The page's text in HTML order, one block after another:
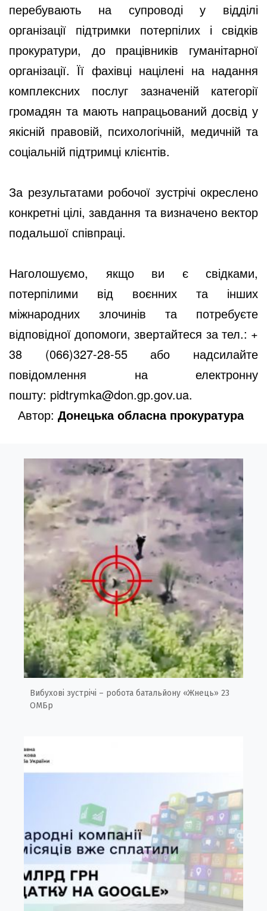
перебувають на супроводі у відділі
організації підтримки потерпілих і свідків
прокуратури, до працівників гуманітарної
організації. Її фахівці націлені на надання
комплексних послуг зазначеній категорії
громадян та мають напрацьований досвід у
якісній правовій, психологічній, медичній та
соціальній підтримці клієнтів.
За результатами робочої зустрічі окреслено
конкретні цілі, завдання та визначено вектор
подальшої співпраці.
Наголошуємо, якщо ви є свідками,
потерпілими від воєнних та інших
міжнародних злочинів та потребуєте
відповідної допомоги, звертайтеся за тел.: +
38 (066)327-28-55 або надсилайте
повідомлення на електронну
пошту: pidtrymka@don.gp.gov.ua.
Автор: Донецька обласна прокуратура
Вибухові зустрічі – робота батальйону «Жнець» 23
ОМБр